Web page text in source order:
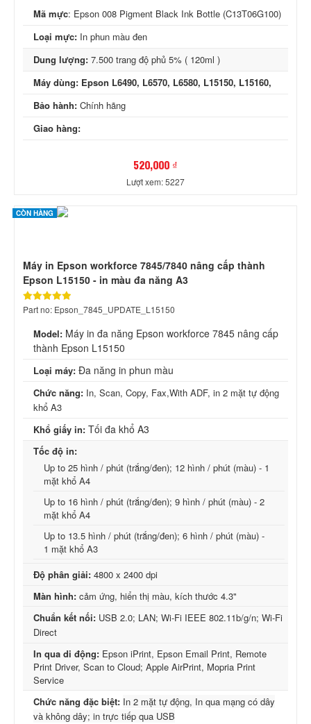
Mã mực: Epson 008 Pigment Black Ink Bottle (C13T06G100)
Loại mực: In phun màu đen
Dung lượng: 7.500 trang độ phủ 5% ( 120ml )
Máy dùng: Epson L6490, L6570, L6580, L15150, L15160,
Bảo hành: Chính hãng
Giao hàng:
520,000 ₫
Lượt xem: 5227
CÒN HÀNG
Máy in Epson workforce 7845/7840 nâng cấp thành
Epson L15150 - in màu đa năng A3
Part no: Epson_7845_UPDATE_L15150
Model: Máy in đa năng Epson workforce 7845 nâng cấp
thành Epson L15150
Loại máy: Đa năng in phun màu
Chức năng: In, Scan, Copy, Fax,With ADF, in 2 mặt tự động
khổ A3
Khổ giấy in: Tối đa khổ A3
Tốc độ in:
Up to 25 hình / phút (trắng/đen); 12 hình / phút (màu) - 1
mặt khổ A4
Up to 16 hình / phút (trắng/đen); 9 hình / phút (màu) - 2
mặt khổ A4
Up to 13.5 hình / phút (trắng/đen); 6 hình / phút (màu) -
1 mặt khổ A3
Độ phân giải: 4800 x 2400 dpi
Màn hình: cảm ứng, hiển thị màu, kích thước 4.3"
Chuẩn kết nối: USB 2.0; LAN; Wi-Fi IEEE 802.11b/g/n; Wi-Fi
Direct
In qua di động: Epson iPrint, Epson Email Print, Remote
Print Driver, Scan to Cloud; Apple AirPrint, Mopria Print
Service
Chức năng đặc biệt: In 2 mặt tự động, In qua mạng có dây
và không dây; in trực tiếp qua USB